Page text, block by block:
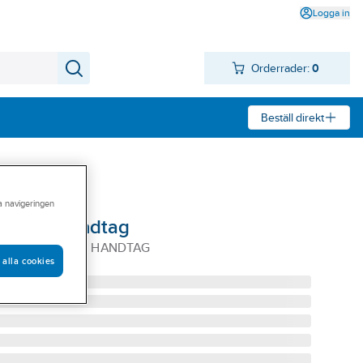
Logga in
Orderrader: 0
Beställ direkt
handtag
GUMMERAT HANDTAG
navigeringen
alla cookies